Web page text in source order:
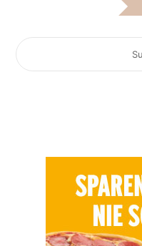
SUCHEN